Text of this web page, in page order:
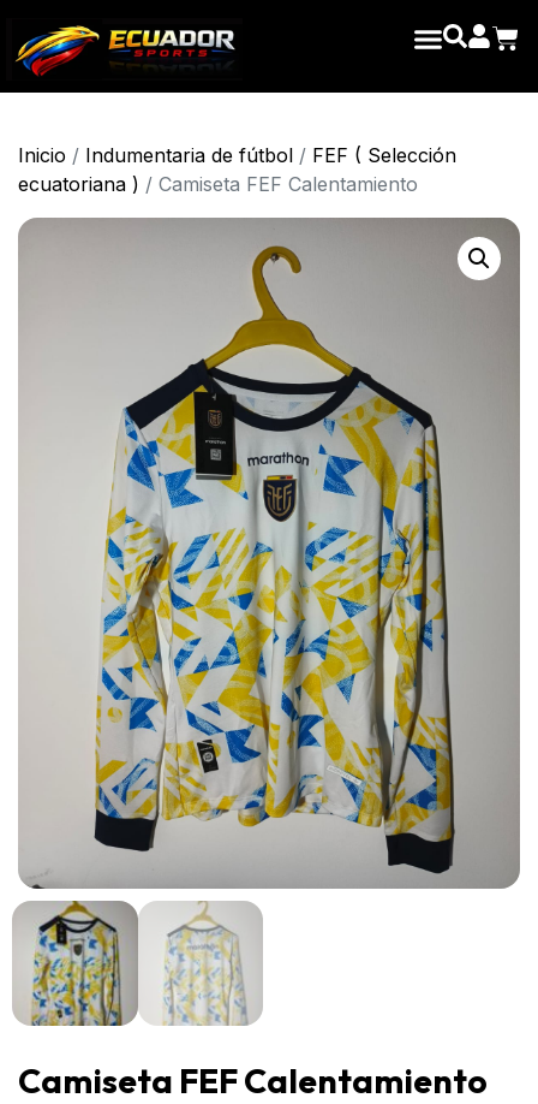
Inicio / Indumentaria de fútbol / FEF ( Selección
ecuatoriana ) / Camiseta FEF Calentamiento
Camiseta FEF Calentamiento